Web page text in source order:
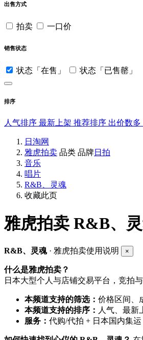
出售方式
拍卖 一口价
销售状态
状态「在售」 状态「已售罄」
排序
人气排序 最新上架 推荐排序 出价数多
日淘网
雅虎拍卖 品类 品牌日拍
音乐
唱片
R&B、灵魂
收藏此页
雅虎拍卖 R&B、
R&B、灵魂· 雅虎拍卖使用说明 ×
什么是雅虎拍卖？
日本大型个人与店铺交易平台，竞拍
本频道支持的筛选： 价格区间、
本频道支持的排序： 人气、最
服务： 代购/代拍 + 日本国内集